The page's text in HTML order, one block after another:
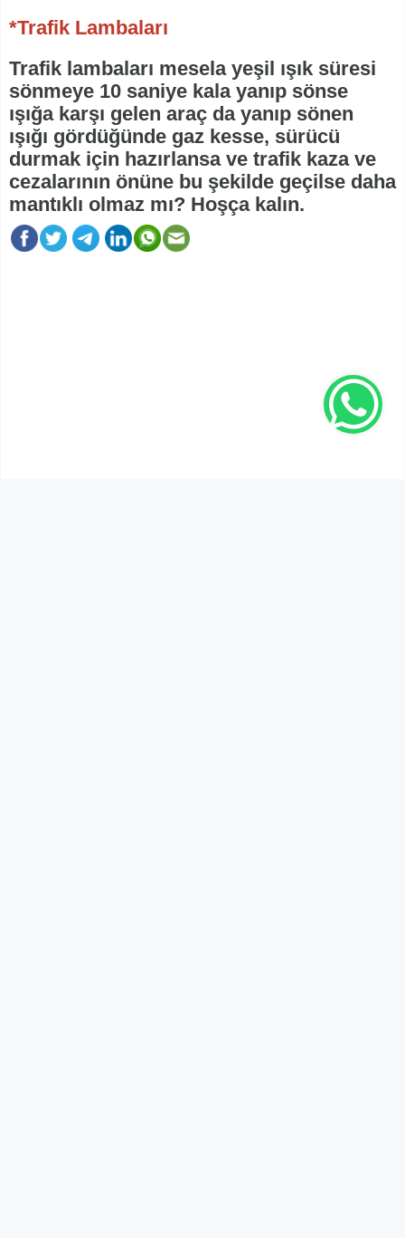
*Trafik Lambaları
Trafik lambaları mesela yeşil ışık süresi
sönmeye 10 saniye kala yanıp sönse
ışığa karşı gelen araç da yanıp sönen
ışığı gördüğünde gaz kesse, sürücü
durmak için hazırlansa ve trafik kaza ve
cezalarının önüne bu şekilde geçilse daha
mantıklı olmaz mı? Hoşça kalın.